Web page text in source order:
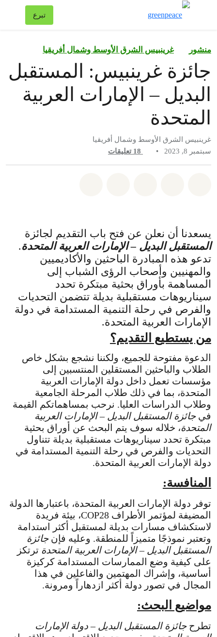
تبرع
منشور غرينبيس الشرق الأوسط وشمال أفريقيا
جائزة غرينبيس: المستقبل
البديل – الإمارات العربية
المتحدة
غرينبيس الشرق الأوسط وشمال أفريقيا
سبتمبر 8, 2023
•
18 تعليقات
يسعدنا أن نعلن عن فتح باب التقديم لجائزة
المستقبل البديل – الإمارات العربية المتحدة.
تدعو هذه المبادرة الباحثين والأكاديميين
والمهنيين وأصحاب الرؤى الشباب إلى
المساهمة بأوراق بحثية مبتكرة تحدد
سيناريوهات مستقبلية بديلة تتضمن التحديات
والفرص في رحلة التنمية المستدامة في دولة
الإمارات العربية المتحدة.
من يستطيع التقديم؟
الدعوة مفتوحة للجميع، ولكننا نشجع بشكل خاص
الطلاب والباحثين المستقلين المنتسبين إلى
مؤسسات تعمل داخل دولة الإمارات العربية
المتحدة، بما في ذلك طلاب المرحلة الجامعية
وطلاب الدراسات العليا. نرحب بمساهماتكم القيمة
فيجائزة المستقبل البديل – الإمارات العربية
المتحدة، خلاله سوف يتم البحث عن أوراق بحثية
مبتكرة تحدد سيناريوهات مستقبلية بديلة تتناول
التحديات والفرص في رحلة التنمية المستدامة في
دولة الإمارات العربية المتحدة.
المنافسة:
توفر دولة الإمارات العربية المتحدة، باعتبارها الدولة
المضيفة لمؤتمر الأطراف COP28، بيئة فريدة
لاستكشاف مسارات بديلة لمستقبل أكثر استدامة
وتعتبر نموذجًا متميزاً للمنطقة. وعليه فإنجائزة
المستقبل البديل – الإمارات العربية المتحدة ترتكز
على كيفية وضع الممارسات المستدامة كركيزة
أساسية، وإشراك المهتمين والفاعلين في هذا
المجال في تصور دولة أكثر ازدهاراً ومرونة.
مواضيع البحث:
تطرحجائزة المستقبل البديل – دولة الإمارات